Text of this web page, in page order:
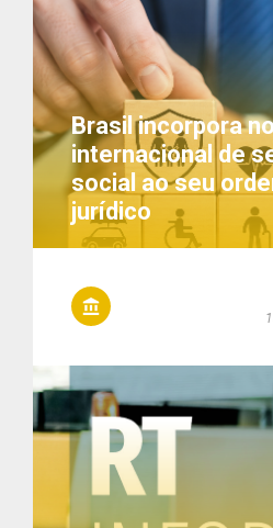
Brasil incorpora
internacional de
social ao seu
jurídico